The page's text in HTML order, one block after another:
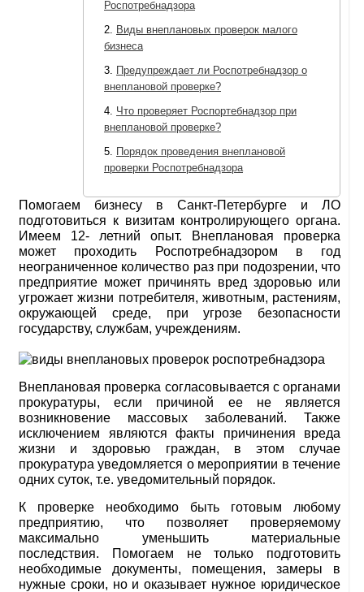
Роспотребнадзора
Виды внеплановых проверок малого
бизнеса
Предупреждает ли Роспотребнадзор о
внеплановой проверке?
Что проверяет Роспортебнадзор при
внеплановой проверке?
Порядок проведения внеплановой
проверки Роспотребнадзора
Помогаем бизнесу в Санкт-Петербурге и ЛО
подготовиться к визитам контролирующего органа.
Имеем 12- летний опыт. Внеплановая проверка
может проходить Роспотребнадзором в год
неограниченное количество раз при подозрении, что
предприятие может причинять вред здоровью или
угрожает жизни потребителя, животным, растениям,
окружающей среде, при угрозе безопасности
государству, службам, учреждениям.
Внеплановая проверка согласовывается с органами
прокуратуры, если причиной ее не является
возникновение массовых заболеваний. Также
исключением являются факты причинения вреда
жизни и здоровью граждан, в этом случае
прокуратура уведомляется о мероприятии в течение
одних суток, т.е. уведомительный порядок.
К проверке необходимо быть готовым любому
предприятию, что позволяет проверяемому
максимально уменьшить материальные
последствия. Помогаем не только подготовить
необходимые документы, помещения, замеры в
нужные сроки, но и оказывает нужное юридическое